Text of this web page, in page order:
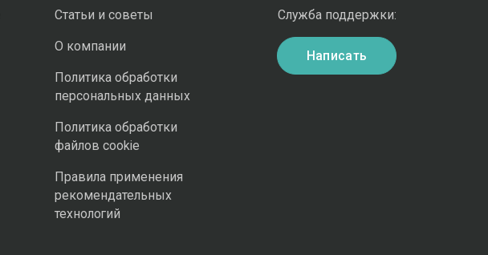
Статьи и советы
О компании
Политика обработки
персональных данных
Политика обработки
файлов cookie
Правила применения
рекомендательных
технологий
Служба поддержки:
Написать